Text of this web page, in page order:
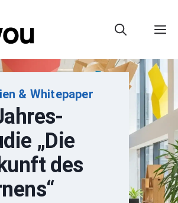
& Whitepaper
„Die
des